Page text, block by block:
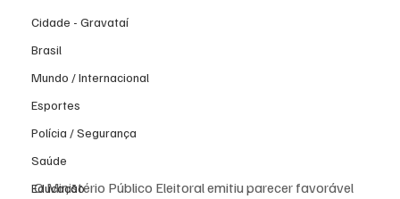
Cidade - Gravataí
Brasil
Mundo / Internacional
Esportes
Polícia / Segurança
Saúde
Educação
O Ministério Público Eleitoral emitiu parecer favorável